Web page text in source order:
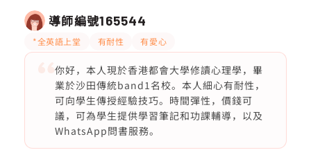
導師編號165544
*全英語上堂 有耐性 有愛心
你好，本人現於香港都會大學修讀心理學，畢
業於沙田傳統band1名校。本人細心有耐性，
可向學生傳授經驗技巧。時間彈性，價錢可
議，可為學生提供學習筆記和功課輔導，以及
WhatsApp問書服務。